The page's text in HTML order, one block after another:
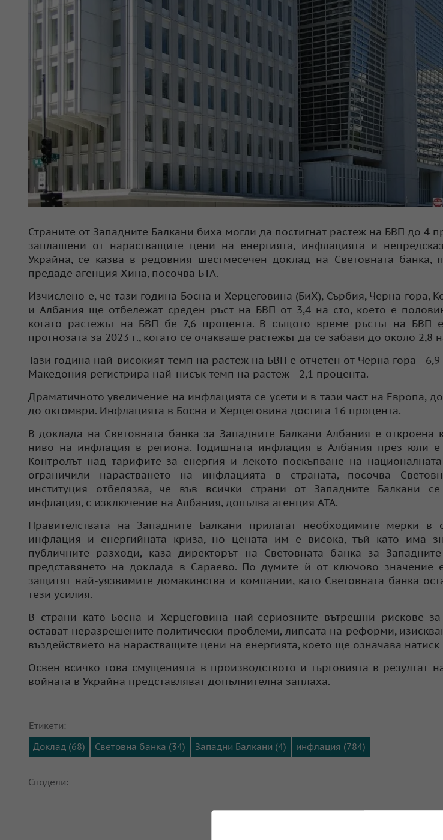
Страните от Западните Балкани биха могли да постигнат растеж на БВП до 4
заплашени от нарастващите цени на енергията, инфлацията и
Украйна, се казва в редовния шестмесечен доклад на Световната банка,
предаде агенция Хина, посочва БТА.
Изчислено е, че тази година Босна и Херцеговина (БиХ), Сърбия, Черна гора,
и Албания ще отбележат среден ръст на БВП от 3,4 на сто, което е
когато растежът на БВП бе 7,6 процента. В същото време ръстът на БВП
прогнозата за 2023 г., когато се очакваше растежът да се забави до около 2,8
Тази година най-високият темп на растеж на БВП е отчетен от Черна гора -
Македония регистрира най-нисък темп на растеж - 2,1 процента.
Драматичното увеличение на инфлацията се усети и в тази част на Европа,
до октомври. Инфлацията в Босна и Херцеговина достига 16 процента.
В доклада на Световната банка за Западните Балкани Албания е откроена
ниво на инфлация в региона. Годишната инфлация в Албания през юли е
Контролът над тарифите за енергия и лекото поскъпване на
ограничили нарастването на инфлацията в страната, посочва
институция отбелязва, че във всички страни от Западните Балкани
инфлация, с изключение на Албания, допълва агенция АТА.
Правителствата на Западните Балкани прилагат необходимите мерки в
инфлация и енергийната криза, но цената им е висока, тъй като има
публичните разходи, каза директорът на Световната банка за
представянето на доклада в Сараево. По думите й от ключово значение
защитят най-уязвимите домакинства и компании, като Световната банка
тези усилия.
В страни като Босна и Херцеговина най-сериозните вътрешни рискове
остават неразрешените политически проблеми, липсата на реформи,
въздействието на нарастващите цени на енергията, което ще означава
Освен всичко това смущенията в производството и търговията в резултат
войната в Украйна представляват допълнителна заплаха.
Етикети:
Доклад (68)
Световна банка (34) Западни Балкани (4) инфлация (784)
Сподели: